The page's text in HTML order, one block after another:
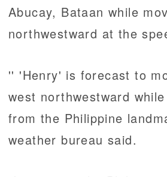
Abucay, Bataan while
northwestward at the
'' 'Henry' is forecast to
west northwestward
from the Philippine
weather bureau said.